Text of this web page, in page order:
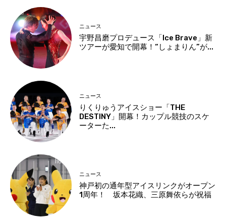
ニュース
宇野昌磨プロデュース「Ice Brave」新
ツアーが愛知で開幕！“しょまりん”が...
ニュース
りくりゅうアイスショー「THE
DESTINY」開幕！カップル競技のスケ
ーターた...
ニュース
神戸初の通年型アイスリンクがオープン
1周年！ 坂本花織、三原舞依らが祝福